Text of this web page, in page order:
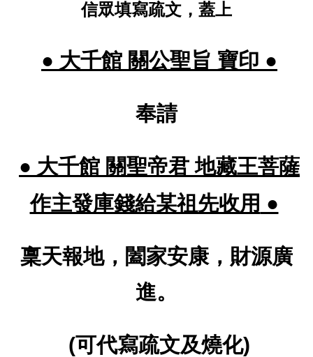
信眾填寫疏文，蓋上
● 大千館 關公聖旨 寶印 ●
奉請
● 大千館 關聖帝君 地藏王菩薩
作主發庫錢給某祖先收用 ●
稟天報地，闔家安康，財源廣
進。
(可代寫疏文及燒化)